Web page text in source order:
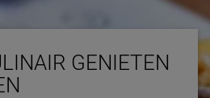
GENIETEN